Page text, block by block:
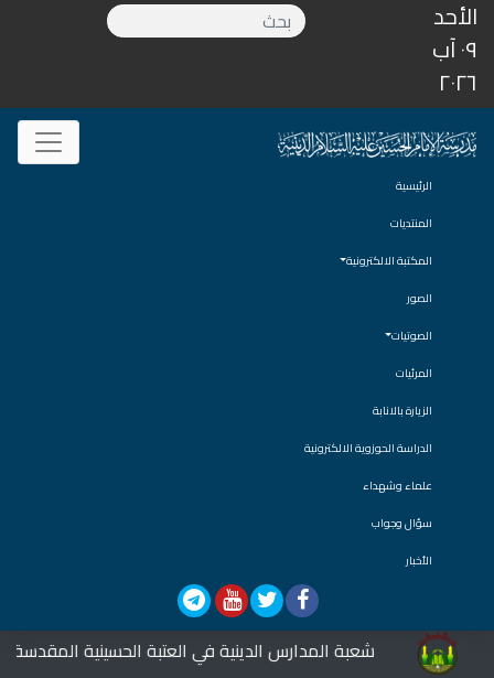
الأحد
٠٩ آب
٢٠٢٦
الرئيسية
المنتديات
المكتبة الالكترونية
الصور
الصوتيات
المرئيات
الزيارة بالانابة
الدراسة الحوزوية الالكترونية
علماء وشهداء
سؤال وجواب
الأخبار
شعبة المدارس الدينية في العتبة الحسينية المقدسة